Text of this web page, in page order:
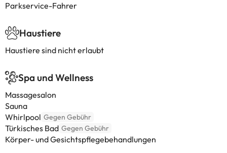
Parkservice-Fahrer
Haustiere
Haustiere sind nicht erlaubt
Spa und Wellness
Massagesalon
Sauna
Whirlpool Gegen Gebühr
Türkisches Bad Gegen Gebühr
Körper- und Gesichtspflegebehandlungen